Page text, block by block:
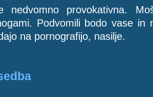
nedvomno provokativna.
Podvomili bodo vase in
na pornografijo, nasilje.